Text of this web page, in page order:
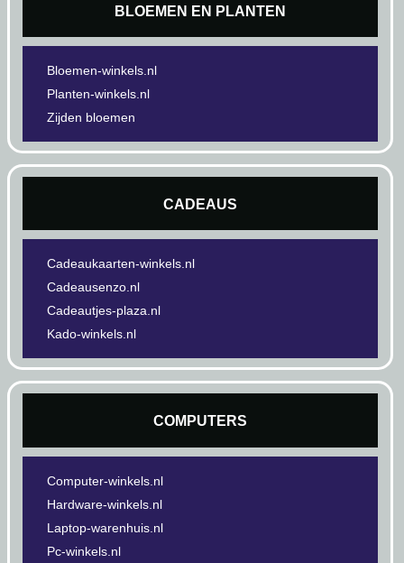
BLOEMEN EN PLANTEN
Bloemen-winkels.nl
Planten-winkels.nl
Zijden bloemen
CADEAUS
Cadeaukaarten-winkels.nl
Cadeausenzo.nl
Cadeautjes-plaza.nl
Kado-winkels.nl
COMPUTERS
Computer-winkels.nl
Hardware-winkels.nl
Laptop-warenhuis.nl
Pc-winkels.nl